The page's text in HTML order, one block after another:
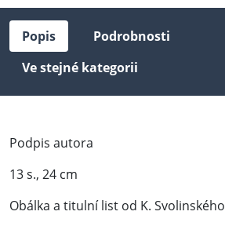
Popis
Podrobnosti
Ve stejné kategorii
Podpis autora
13 s., 24 cm
Obálka a titulní list od K. Svolinského